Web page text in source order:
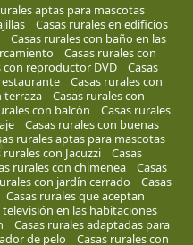
aptas para mascotas
Casas rurales en edificios
Casas rurales con baño en las
Casas rurales con
con reproductor DVD
Casas
Casas rurales con
terraza
Casas rurales con
con balcón
Casas rurales
Casas rurales con buenas
rurales aptas para mascotas
rurales con Jacuzzi
Casas
rurales con chimenea
Casas
con jardín cerrado
Casas
Casas rurales que aceptan
televisión en las habitaciones
Casas rurales adaptadas para
de pelo
Casas rurales con